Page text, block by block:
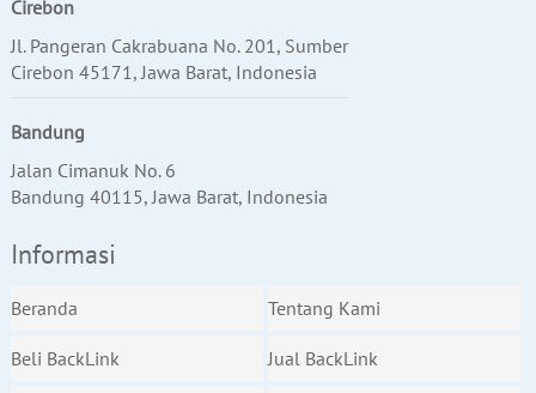
Cirebon
Jl. Pangeran Cakrabuana No. 201, Sumber
Cirebon 45171, Jawa Barat, Indonesia
Bandung
Jalan Cimanuk No. 6
Bandung 40115, Jawa Barat, Indonesia
Informasi
Beranda Tentang Kami
Beli BackLink Jual BackLink